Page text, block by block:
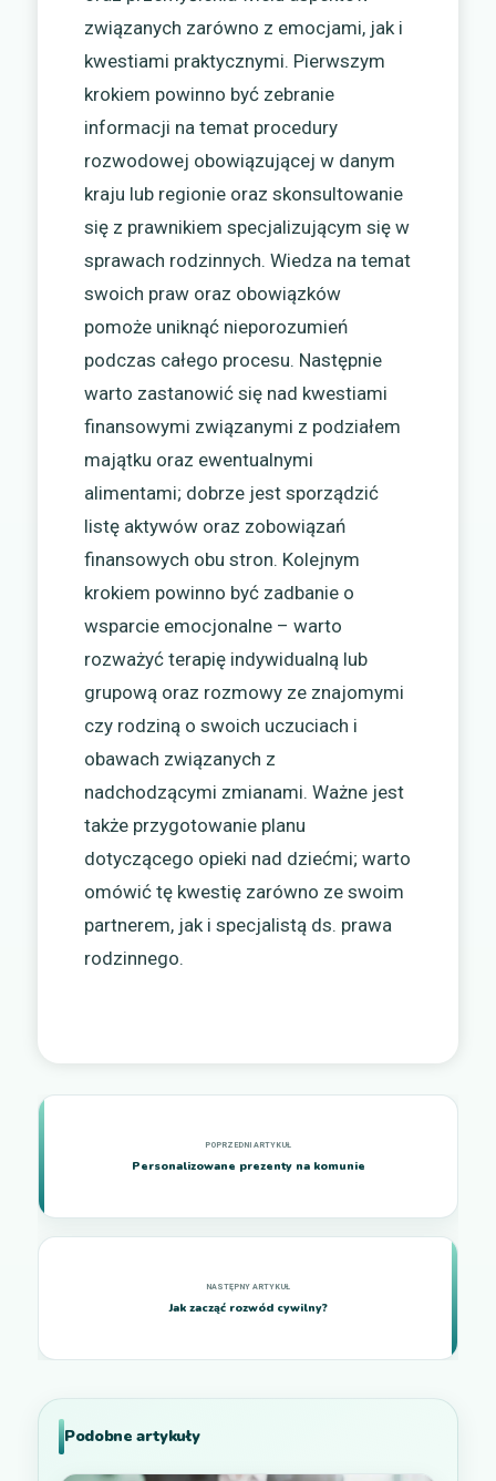
związanych zarówno z emocjami, jak i
kwestiami praktycznymi. Pierwszym
krokiem powinno być zebranie
informacji na temat procedury
rozwodowej obowiązującej w danym
kraju lub regionie oraz skonsultowanie
się z prawnikiem specjalizującym się w
sprawach rodzinnych. Wiedza na temat
swoich praw oraz obowiązków
pomoże uniknąć nieporozumień
podczas całego procesu. Następnie
warto zastanowić się nad kwestiami
finansowymi związanymi z podziałem
majątku oraz ewentualnymi
alimentami; dobrze jest sporządzić
listę aktywów oraz zobowiązań
finansowych obu stron. Kolejnym
krokiem powinno być zadbanie o
wsparcie emocjonalne – warto
rozważyć terapię indywidualną lub
grupową oraz rozmowy ze znajomymi
czy rodziną o swoich uczuciach i
obawach związanych z
nadchodzącymi zmianami. Ważne jest
także przygotowanie planu
dotyczącego opieki nad dziećmi; warto
omówić tę kwestię zarówno ze swoim
partnerem, jak i specjalistą ds. prawa
rodzinnego.
Personalizowane prezenty na komunie
Jak zacząć rozwód cywilny?
Podobne artykuły